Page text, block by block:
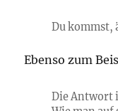
Du kommst,
Ebenso zum
Die Antwort